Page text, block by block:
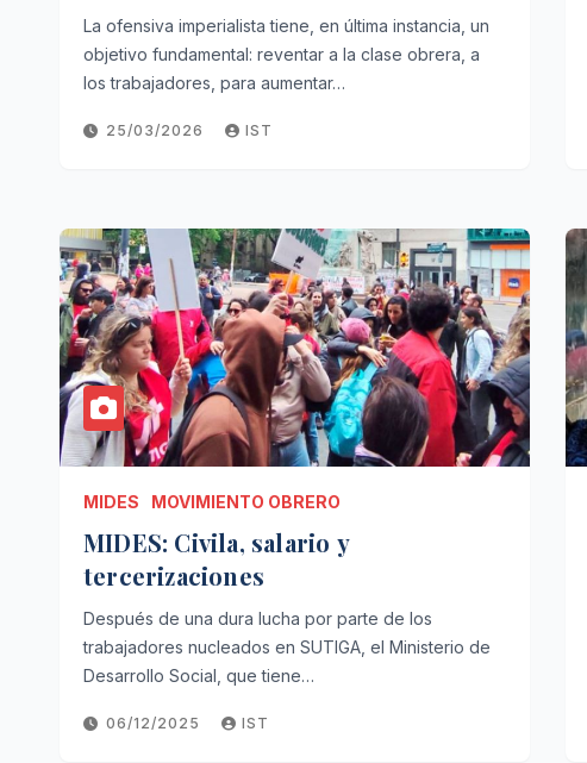
La ofensiva imperialista tiene, en última instancia, un
objetivo fundamental: reventar a la clase obrera, a
los trabajadores, para aumentar…
25/03/2026 IST
MIDES MOVIMIENTO OBRERO
MIDES: Civila, salario y
tercerizaciones
Después de una dura lucha por parte de los
trabajadores nucleados en SUTIGA, el Ministerio de
Desarrollo Social, que tiene…
06/12/2025 IST